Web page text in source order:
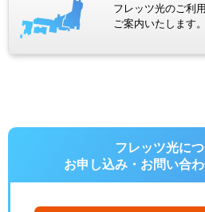
フレッツ光のご利
ご案内いたします。
フレッツ光に
お申し込み・お問い合